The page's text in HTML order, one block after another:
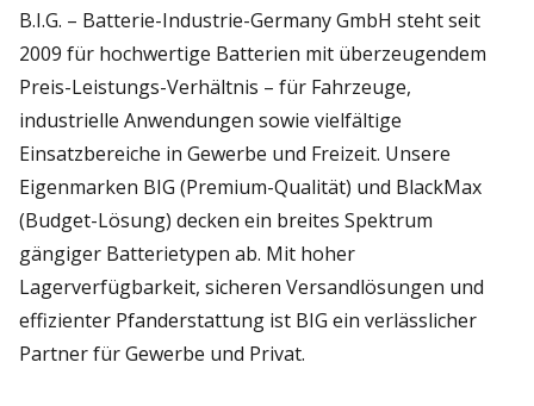
B.I.G. – Batterie-Industrie-Germany GmbH steht seit
2009 für hochwertige Batterien mit überzeugendem
Preis-Leistungs-Verhältnis – für Fahrzeuge,
industrielle Anwendungen sowie vielfältige
Einsatzbereiche in Gewerbe und Freizeit. Unsere
Eigenmarken BIG (Premium-Qualität) und BlackMax
(Budget-Lösung) decken ein breites Spektrum
gängiger Batterietypen ab. Mit hoher
Lagerverfügbarkeit, sicheren Versandlösungen und
effizienter Pfanderstattung ist BIG ein verlässlicher
Partner für Gewerbe und Privat.